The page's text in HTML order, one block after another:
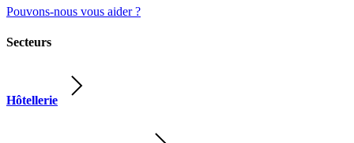
Pouvons-nous vous aider ?
Secteurs
Hôtellerie